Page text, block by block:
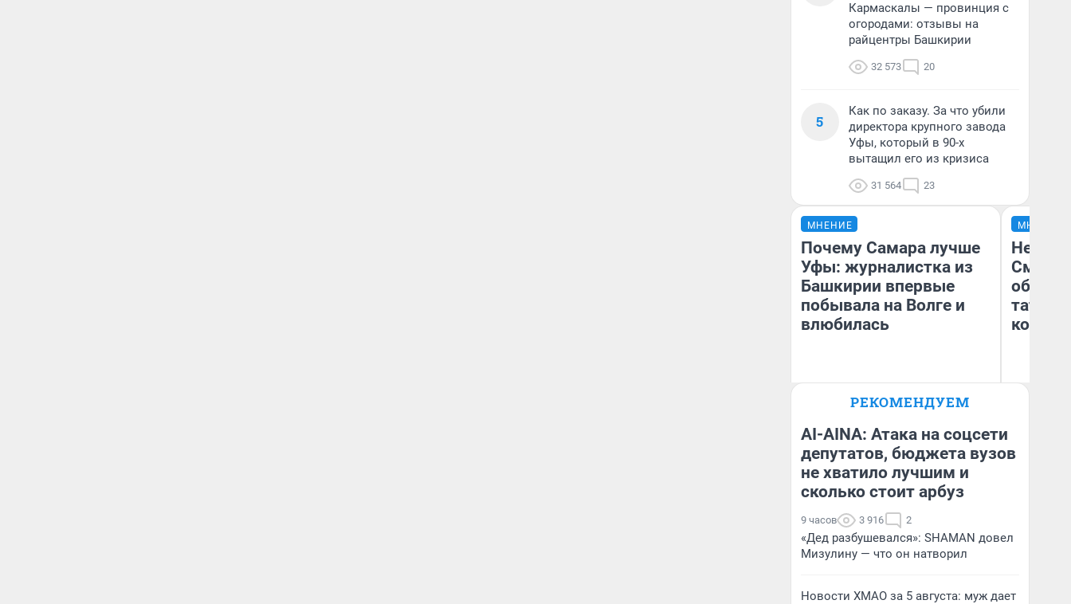
Кармаскалы — провинция с
огородами: отзывы на
райцентры Башкирии
32 573 20
5
Как по заказу. За что убили
директора крупного завода
Уфы, который в 90-х
вытащил его из кризиса
31 564 23
МНЕНИЕ
Почему Самара лучше
Уфы: журналистка из
Башкирии впервые
побывала на Волге и
влюбилась
Назифа Нурмухаметова
МНЕНИЕ
РЕКОМЕНДУЕМ
AI-AINA: Атака на соцсети
депутатов, бюджета вузов
не хватило лучшим и
сколько стоит арбуз
9 часов 3 916 2
«Дед разбушевался»: SHAMAN довел
Мизулину — что он натворил
Новости ХМАО за 5 августа: муж дает